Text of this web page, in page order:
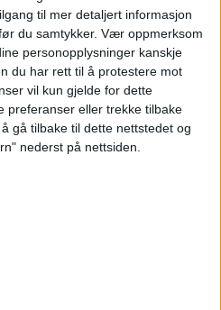
til mer detaljert informasjon
du samtykker. Vær oppmerksom
personopplysninger kanskje
du har rett til å protestere mot
vil kun gjelde for dette
preferanser eller trekke tilbake
gå tilbake til dette nettstedet og
nederst på nettsiden.
feil».
på at det er vanlig
å bruke forskjellige
og at det